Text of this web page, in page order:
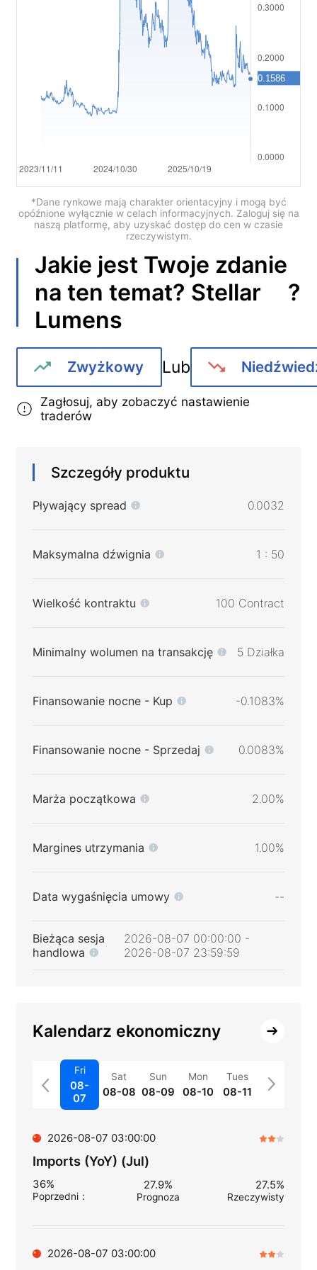
Tiếng việt
Bahasa Indonesia
Bahasa Melayu
हिन्दी
*Dane rynkowe mają charakter orientacyjny i mogą być
opóźnione wyłącznie w celach informacyjnych. Zaloguj się na
naszą platformę, aby uzyskać dostęp do cen w czasie
rzeczywistym.
Jakie jest Twoje zdanie
na ten temat? Stellar
Lumens
?
Zwyżkowy Lub
Zagłosuj, aby zobaczyć nastawienie
traderów
Szczegóły produktu
Pływający spread 0.0032
Maksymalna dźwignia 1 : 50
Wielkość kontraktu 100 Contract
Minimalny wolumen na transakcję 5 Działka
Finansowanie nocne - Kup -0.1083%
Finansowanie nocne - Sprzedaj 0.0083%
Marża początkowa 2.00%
Margines utrzymania 1.00%
Data wygaśnięcia umowy --
Bieżąca sesja
handlowa
2026-08-07 00:00:00 -
2026-08-07 23:59:59
Kalendarz ekonomiczny
Fri
08-
07
Sat
08-08
Sun
08-09
Mon
08-10
Tues
08-11
2026-08-07 03:00:00
Imports (YoY) (Jul)
36%
Poprzedni：
27.9%
Prognoza
27.5%
Rzeczywisty
2026-08-07 03:00:00